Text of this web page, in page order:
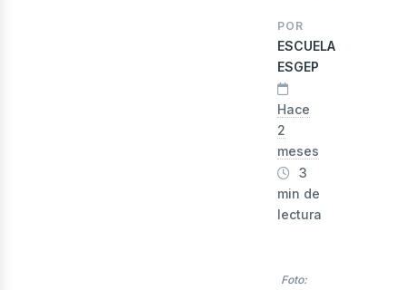
POR
ESCUELA
ESGEP
Hace
2
meses
3
min de
lectura
Foto: